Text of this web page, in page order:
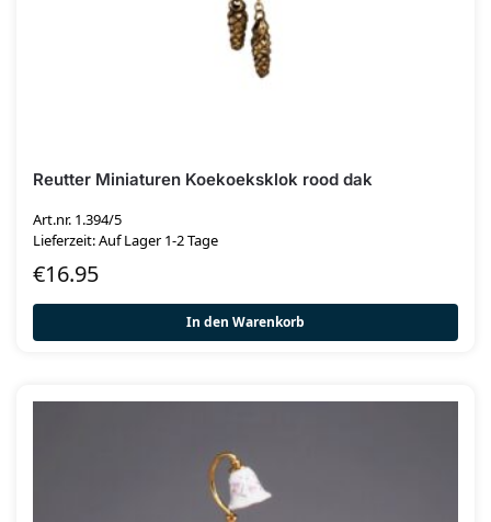
Reutter Miniaturen Koekoeksklok rood dak
Art.nr. 1.394/5
Lieferzeit: Auf Lager 1-2 Tage
€16.95
In den Warenkorb